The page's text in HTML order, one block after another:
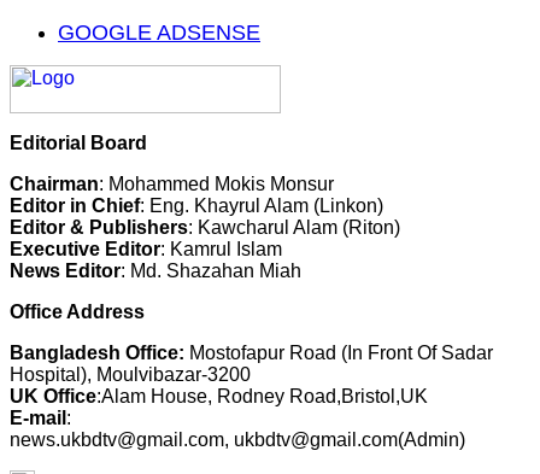
GOOGLE ADSENSE
Editorial Board
Chairman: Mohammed Mokis Monsur
Editor in Chief: Eng. Khayrul Alam (Linkon)
Editor & Publishers: Kawcharul Alam (Riton)
Executive Editor: Kamrul Islam
News Editor: Md. Shazahan Miah
Office Address
Bangladesh Office: Mostofapur Road (In Front Of Sadar
Hospital), Moulvibazar-3200
UK Office:Alam House, Rodney Road,Bristol,UK
E-mail :
news.ukbdtv@gmail.com, ukbdtv@gmail.com(Admin)